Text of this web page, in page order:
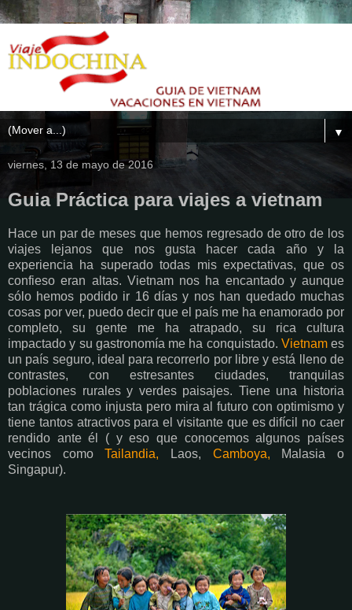
▼
viernes, 13 de mayo de 2016
Guia Práctica para viajes a vietnam
Hace un par de meses que hemos regresado de otro de los
viajes lejanos que nos gusta hacer cada año y la
experiencia ha superado todas mis expectativas, que os
confieso eran altas. Vietnam nos ha encantado y aunque
sólo hemos podido ir 16 días y nos han quedado muchas
cosas por ver, puedo decir que el país me ha enamorado por
completo, su gente me ha atrapado, su rica cultura
impactado y su gastronomía me ha conquistado. Vietnam es
un país seguro, ideal para recorrerlo por libre y está lleno de
contrastes, con estresantes ciudades, tranquilas
poblaciones rurales y verdes paisajes. Tiene una historia
tan trágica como injusta pero mira al futuro con optimismo y
tiene tantos atractivos para el visitante que es difícil no caer
rendido ante él ( y eso que conocemos algunos países
vecinos comoTailandia, Laos, Camboya, Malasia o
Singapur).